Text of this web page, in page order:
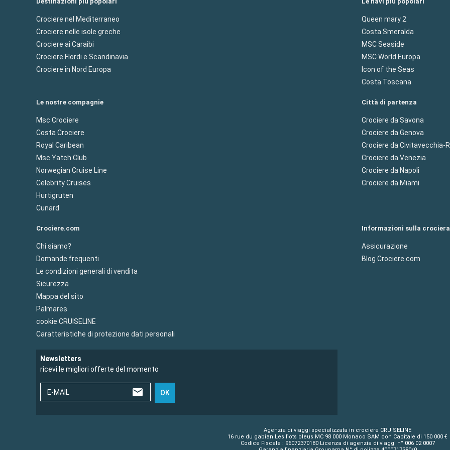
Crociere nel Mediterraneo
Crociere nelle isole greche
Crociere ai Caraibi
Crociere Flordi e Scandinavia
Crociere in Nord Europa
Queen mary 2
Costa Smeralda
MSC Seaside
MSC World Europa
Icon of the Seas
Costa Toscana
Le nostre compagnie
Msc Crociere
Costa Crociere
Royal Caribean
Msc Yatch Club
Norwegian Cruise Line
Celebrity Cruises
Hurtigruten
Cunard
Città di partenza
Crociere da Savona
Crociere da Genova
Crociere da Civitavecchia-
Crociere da Venezia
Crociere da Napoli
Crociere da Miami
Crociere.com
Chi siamo?
Domande frequenti
Le condizioni generali di vendita
Sicurezza
Mappa del sito
Palmares
cookie CRUISELINE
Caratteristiche di protezione dati personali
Informazioni sulla crociera
Assicurazione
Blog Crociere.com
Newsletters
ricevi le migliori offerte del momento
E-MAIL OK
Agenzia di viaggi specializzata in crociere CRUISELINE
16 rue du gabian Les flots bleus MC 98 000 Monaco SAM con Capitale di 150 000 €
Codice Fiscale : 96072370180 Licenza di agenzia di viaggi n° 006 02 0007